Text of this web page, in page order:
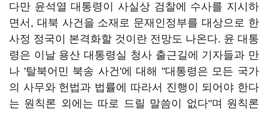
다만 윤석열 대통령이 사실상 검찰에 수사를 지시하
면서, 대북 사건을 소재로 문재인정부를 대상으로 한
사정 정국이 본격화할 것이란 전망도 나온다. 윤 대통
령은 이날 용산 대통령실 청사 출근길에 기자들과 만
나 '탈북어민 북송 사건'에 대해 "대통령은 모든 국가
의 사무와 헌법과 법률에 따라서 진행이 되어야 한다
는 원칙론 외에는 따로 드릴 말씀이 없다"며 원칙론